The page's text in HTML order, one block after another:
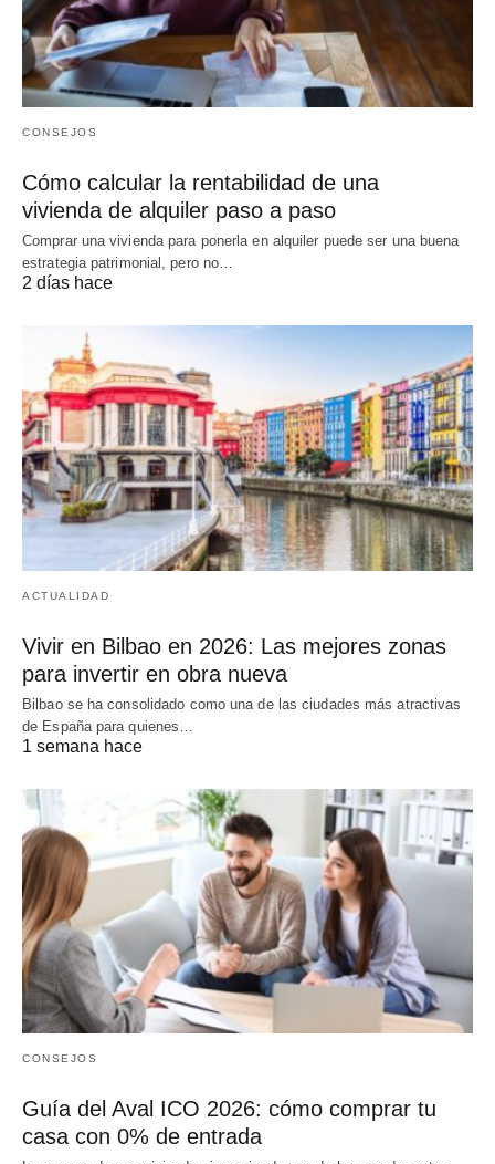
CONSEJOS
Cómo calcular la rentabilidad de una
vivienda de alquiler paso a paso
Comprar una vivienda para ponerla en alquiler puede ser una buena
estrategia patrimonial, pero no…
2 días hace
ACTUALIDAD
Vivir en Bilbao en 2026: Las mejores zonas
para invertir en obra nueva
Bilbao se ha consolidado como una de las ciudades más atractivas
de España para quienes…
1 semana hace
CONSEJOS
Guía del Aval ICO 2026: cómo comprar tu
casa con 0% de entrada